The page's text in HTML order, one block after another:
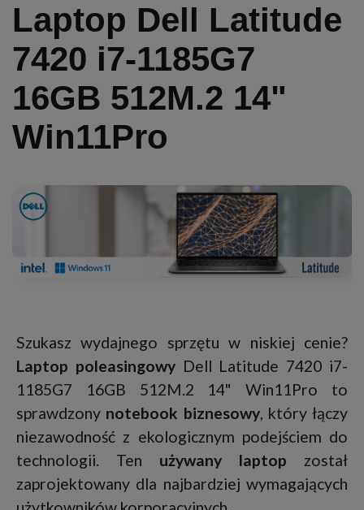
Laptop Dell Latitude
7420 i7-1185G7
16GB 512M.2 14"
Win11Pro
Szukasz wydajnego sprzętu w niskiej cenie?
Laptop poleasingowyDell Latitude 7420 i7-
1185G7 16GB 512M.2 14" Win11Pro to
sprawdzony notebook biznesowy, który łączy
niezawodność z ekologicznym podejściem do
technologii. Ten używany laptop został
zaprojektowany dla najbardziej wymagających